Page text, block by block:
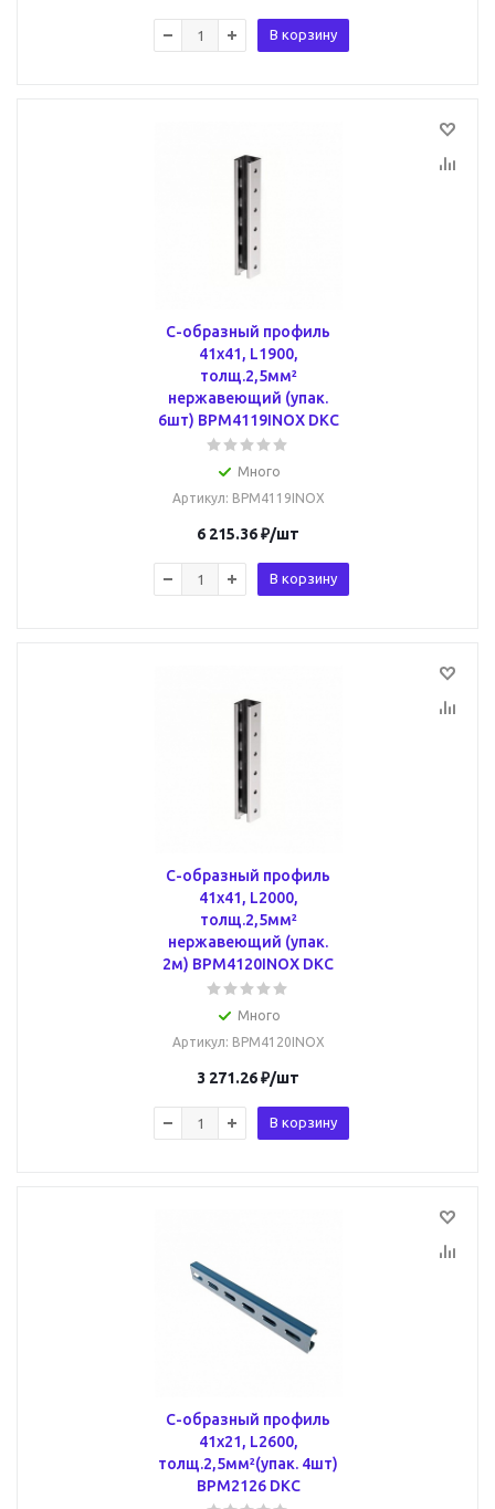
В корзину
С-образный профиль
41х41, L1900,
толщ.2,5мм²
нержавеющий (упак.
6шт) BPM4119INOX DKC
Много
Артикул: BPM4119INOX
6 215.36₽/шт
В корзину
С-образный профиль
41х41, L2000,
толщ.2,5мм²
нержавеющий (упак.
2м) BPM4120INOX DKC
Много
Артикул: BPM4120INOX
3 271.26₽/шт
В корзину
С-образный профиль
41х21, L2600,
толщ.2,5мм²(упак. 4шт)
BPM2126 DKC